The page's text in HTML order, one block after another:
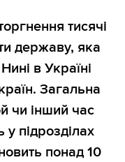
тисячі
державу, яка
в Україні
Загальна
чи інший час
підрозділах
понад 10